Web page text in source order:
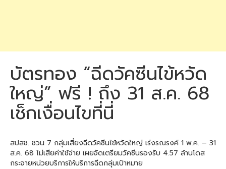
บัตรทอง “ฉีดวัคซีนไข้หวัด
ใหญ่” ฟรี ! ถึง 31 ส.ค. 68
เช็กเงื่อนไขที่นี่
สปสช. ชวน 7 กลุ่มเสี่ยงฉีดวัคซีนไข้หวัดใหญ่ เร่งรณรงค์ 1 พ.ค. – 31
ส.ค. 68 ไม่เสียค่าใช้จ่าย เผยจัดเตรียมวัคซีนรองรับ 4.57 ล้านโดส
กระจายหน่วยบริการให้บริการฉีดกลุ่มเป้าหมาย